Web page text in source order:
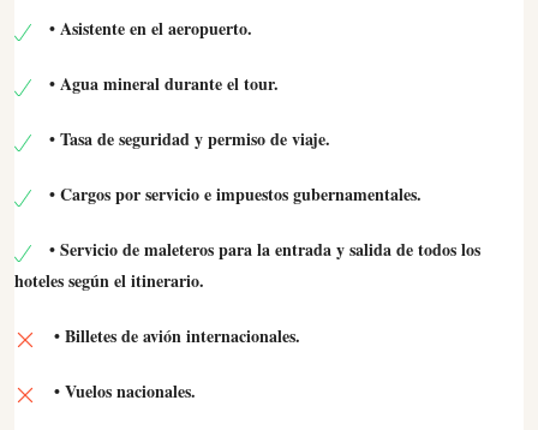
• Asistente en el aeropuerto.
• Agua mineral durante el tour.
• Tasa de seguridad y permiso de viaje.
• Cargos por servicio e impuestos gubernamentales.
• Servicio de maleteros para la entrada y salida de todos los
hoteles según el itinerario.
• Billetes de avión internacionales.
• Vuelos nacionales.